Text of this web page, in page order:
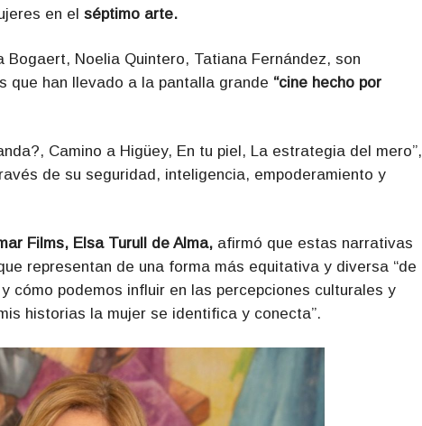
en el séptimo arte.
Bogaert, Noelia Quintero, Tatiana Fernández, son
que han llevado a la pantalla grande “cine hecho por
Camino a Higüey, En tu piel, La estrategia del mero”,
de su seguridad, inteligencia, empoderamiento y
Films, Elsa Turull de Alma,afirmó que estas narrativas
representan de una forma más equitativa y diversa “de
cómo podemos influir en las percepciones culturales y
historias la mujer se identifica y conecta”.